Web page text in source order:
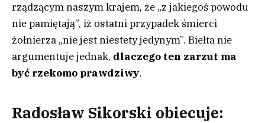
rządzącym naszym krajem, że „z jakiegoś powodu
nie pamiętają”, iż ostatni przypadek śmierci
żołnierza „nie jest niestety jedynym”. Biełta nie
argumentuje jednak, dlaczego ten zarzut ma
być rzekomo prawdziwy.
Radosław Sikorski obiecuje: